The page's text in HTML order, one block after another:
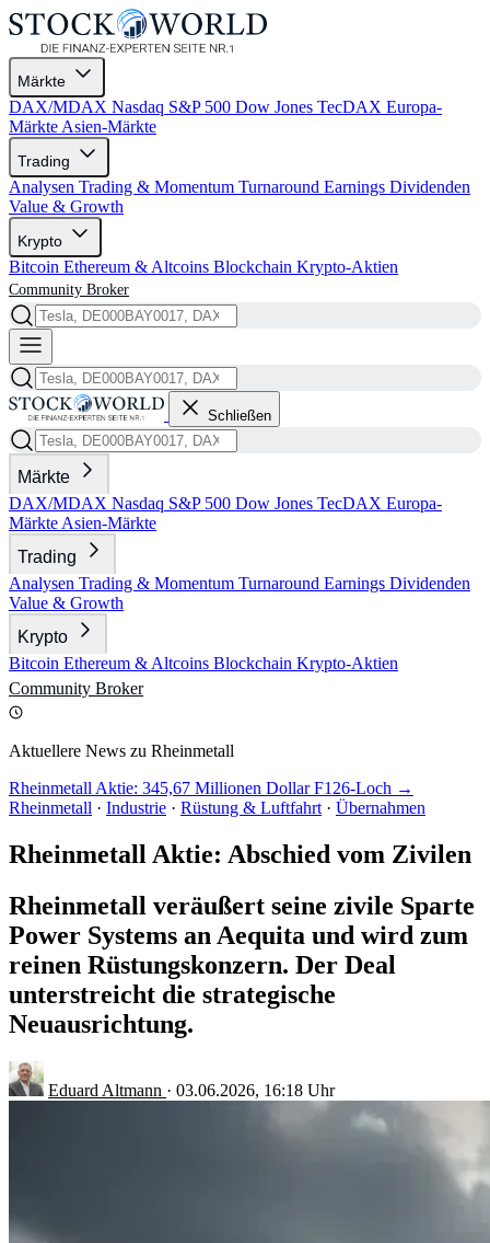
Märkte
DAX/MDAX Nasdaq S&P 500 Dow Jones TecDAX Europa-
Märkte Asien-Märkte
Trading
Analysen Trading & Momentum Turnaround Earnings Dividenden
Value & Growth
Krypto
Bitcoin Ethereum & Altcoins Blockchain Krypto-Aktien
Community Broker
Schließen
Märkte
DAX/MDAX Nasdaq S&P 500 Dow Jones TecDAX Europa-
Märkte Asien-Märkte
Trading
Analysen Trading & Momentum Turnaround Earnings Dividenden
Value & Growth
Krypto
Bitcoin Ethereum & Altcoins Blockchain Krypto-Aktien
Community Broker
Aktuellere News zu Rheinmetall
Rheinmetall Aktie: 345,67 Millionen Dollar F126-Loch →
Rheinmetall · Industrie · Rüstung & Luftfahrt · Übernahmen
Rheinmetall Aktie: Abschied vom Zivilen
Rheinmetall veräußert seine zivile Sparte
Power Systems an Aequita und wird zum
reinen Rüstungskonzern. Der Deal
unterstreicht die strategische
Neuausrichtung.
Eduard Altmann · 03.06.2026, 16:18 Uhr